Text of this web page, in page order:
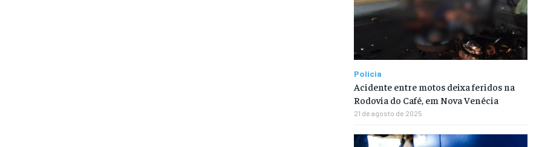
Polícia
Acidente entre motos deixa feridos na
Rodovia do Café, em Nova Venécia
21 de agosto de 2025